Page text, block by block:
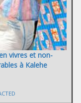
vivres et non-
à Kalehe